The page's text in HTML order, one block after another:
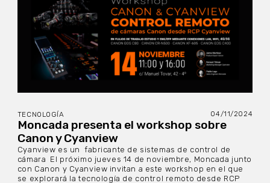
TECNOLOGÍA 04/11/2024
Moncada presenta el workshop sobre
Canon y Cyanview
Cyanview es un fabricante de sistemas de control de
cámara El próximo jueves 14 de noviembre, Moncada junto
con Canon y Cyanview invitan a este workshop en el que
se explorará la tecnología de control remoto desde RCP